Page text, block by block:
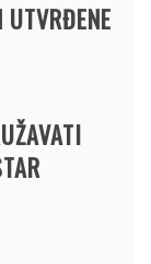
UTVRĐENE